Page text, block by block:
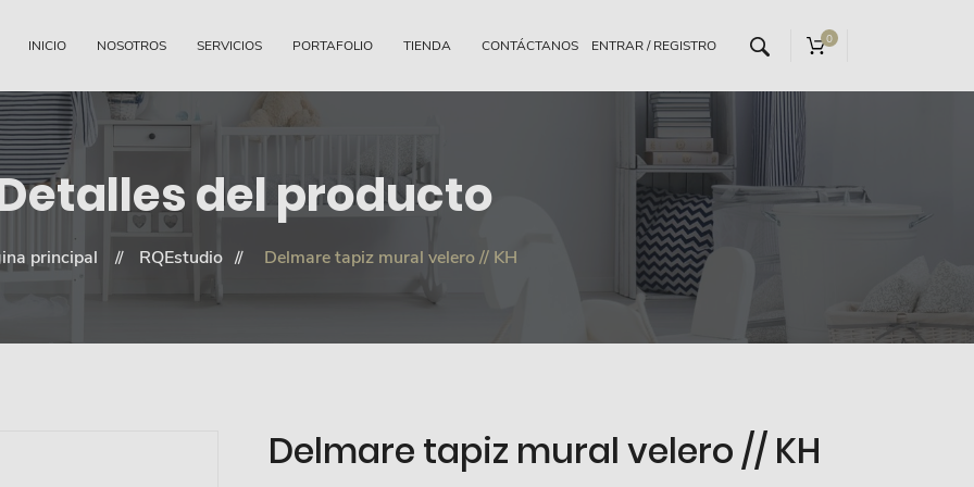
INICIO NOSOTROS SERVICIOS PORTAFOLIO TIENDA CONTÁCTANOS 0
del producto
principal RQEstudio Delmare tapiz mural velero // KH
Delmare tapiz mural velero // KH